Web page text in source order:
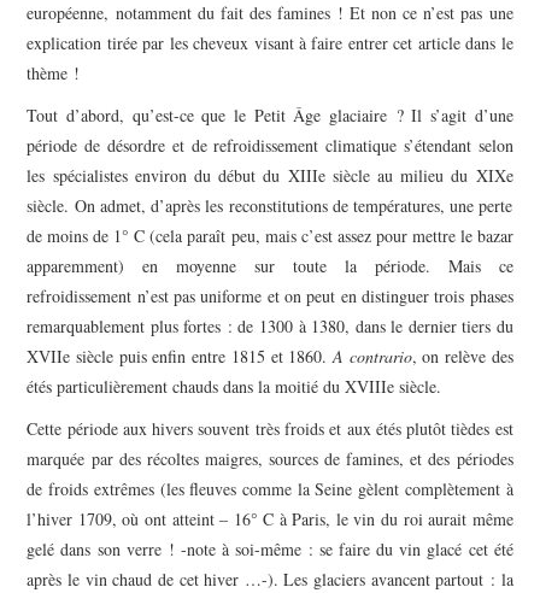
européenne, notamment du fait des famines ! Et non ce n’est pas une
explication tirée par les cheveux visant à faire entrer cet article dans le
thème !
Tout d’abord, qu’est-ce que le Petit Âge glaciaire ? Il s’agit d’une
période de désordre et de refroidissement climatique s’étendant selon
les spécialistes environ du début du XIIIesiècle au milieu du XIXe
siècle. On admet, d’après les reconstitutions de températures, une perte
de moins de 1° C (cela paraît peu, mais c’est assez pour mettre le bazar
apparemment) en moyenne sur toute la période. Mais ce
refroidissement n’est pas uniforme et on peut en distinguer trois phases
remarquablement plus fortes : de 1300 à 1380, dans le dernier tiers du
XVIIe siècle puis enfin entre 1815 et 1860.A contrario, on relève des
étés particulièrement chauds dans la moitié du XVIIIe siècle.
Cette période aux hivers souvent très froids et aux étés plutôt tièdes est
marquée par des récoltes maigres, sources de famines, et des périodes
de froids extrêmes (les fleuves comme la Seine gèlent complètement à
l’hiver 1709, où ont atteint – 16° C à Paris, le vin du roi aurait même
gelé dans son verre ! -note à soi-même : se faire du vin glacé cet été
après le vin chaud de cet hiver …-). Les glaciers avancent partout : la